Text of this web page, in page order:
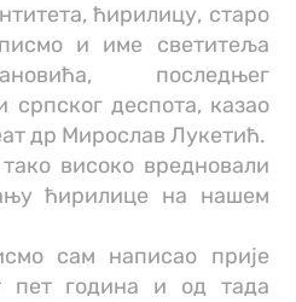
ћирилицу, старо
и име светитеља
последњег
српског деспота, казао
др Мирослав Лукетић.
високо вредновали
ћирилице на нашем
сам написао прије
пет година и од тада